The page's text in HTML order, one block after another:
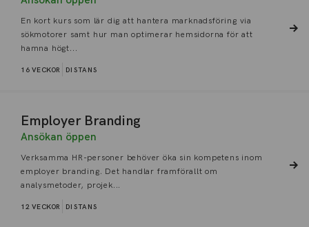
En kort kurs som lär dig att hantera marknadsföring via
sökmotorer samt hur man optimerar hemsidorna för att
hamna högt...
16 VECKOR DISTANS
Employer Branding
Ansökan öppen
Verksamma HR-personer behöver öka sin kompetens inom
employer branding. Det handlar framförallt om
analysmetoder, projek...
12 VECKOR DISTANS